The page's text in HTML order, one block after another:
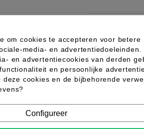
om cookies te accepteren voor betere
media- en advertentiedoeleinden.
en advertentiecookies van derden
en persoonlijke
deze cookies en de bijbehorende
Configureer